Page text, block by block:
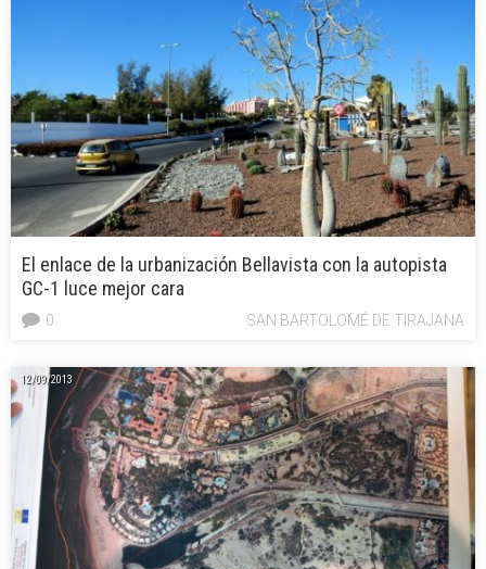
El enlace de la urbanización Bellavista con la autopista
GC-1 luce mejor cara
SAN BARTOLOMÉ DE TIRAJANA
0
12/09/2013